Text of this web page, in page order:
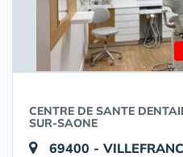
CENTRE DE SANTE
SUR-SAONE
69400 -